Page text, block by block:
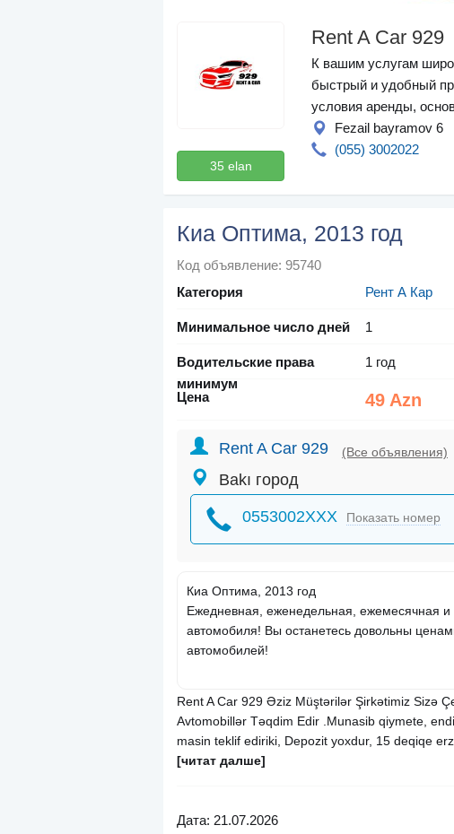
35 elan
Rent A Car 929
К вашим услугам
быстрый и удобный
условия аренды,
Fezail bayramov 6
(055) 3002022
Киа Оптима, 2013 год
Код объявление: 95740
Категория
Рент А Кар
Минимальное число дней 1
Водительские права
минимум
1 год
Цена 49 Azn
Rent A Car 929 (Все объявления)
Bakı город
0553002XXX Показать номер
Киа Оптима, 2013 год
Ежедневная, еженедельная, ежемесячная и
автомобиля! Вы останетесь довольны
автомобилей!
Rent A Car 929 Əziz Müştərilər Şirkətimiz Sizə
Avtomobillər Təqdim Edir .Munasib qiymete,
masin teklif ediriki, Depozit yoxdur, 15 deqiqe
[читат далше]
Дата: 21.07.2026